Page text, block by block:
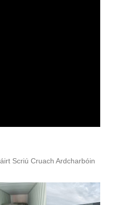
Scriú Cruach Ardcharbóin